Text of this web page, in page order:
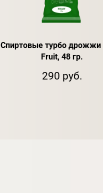
Спиртовые турбо дрожжи
Fruit, 48 гр.
290 руб.